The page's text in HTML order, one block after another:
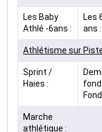
Les Baby
Athlé -6ans :
Les
ans :
Athlétisme sur
Sprint /
Haies :
Marche
athlétique :